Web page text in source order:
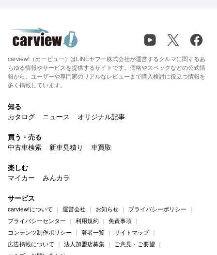
carview!（カービュー）はLINEヤフー株式会社が運営するクルマに関するあ
らゆる情報やサービスを提供するサイトです。価格やスペックなどの公式情
報から、ユーザーや専門家のリアルなレビューまで購入検討に役立つ情報を
多く掲載しています。
知る
カタログ
ニュース オリジナル記事
買う・売る
中古車検索
新車見積り 車買取
楽しむ
マイカー
みんカラ
サービス
carview!について 運営会社 お知らせ
プライバシーポリシー
プライバシーセンター
利用規約
免責事項
コンテンツ制作ポリシー
著者一覧
サイトマップ
広告掲載について
法人加盟店募集
ご意見・ご要望